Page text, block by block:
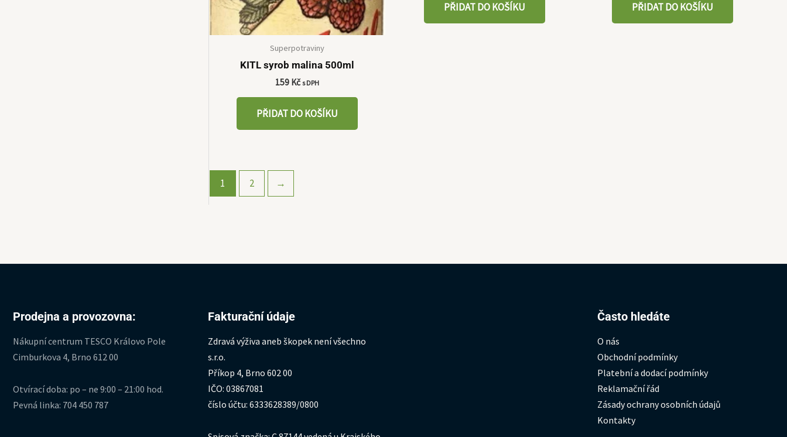
Superpotraviny
KITL syrob malina 500ml
159 Kč s DPH
PŘIDAT DO KOŠÍKU
PŘIDAT DO KOŠÍKU PŘIDAT DO KOŠÍKU
1 2 →
Prodejna a provozovna:
Nákupní centrum TESCO Královo Pole
Cimburkova 4, Brno 612 00
Otvírací doba: po – ne 9:00 – 21:00 hod.
Pevná linka: 704 450 787
Fakturační údaje
Zdravá výživa aneb škopek není všechno
s.r.o.
Příkop 4, Brno 602 00
IČO: 03867081
číslo účtu: 6333628389/0800
Často hledáte
O nás
Obchodní podmínky
Platební a dodací podmínky
Reklamační řád
Zásady ochrany osobních údajů
Kontakty
Hledat: